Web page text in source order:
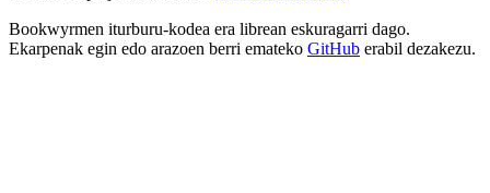
Bookwyrmen iturburu-kodea era librean eskuragarri dago.
Ekarpenak egin edo arazoen berri emateko GitHub erabil dezakezu.